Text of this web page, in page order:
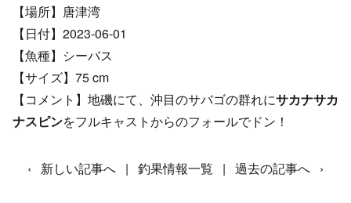
【場所】唐津湾
【日付】2023-06-01
【魚種】シーバス
【サイズ】75 cm
【コメント】地磯にて、沖目のサバゴの群れにサカナサカ
ナスピンをフルキャストからのフォールでドン！
‹ 新しい記事へ | 釣果情報一覧 | 過去の記事へ ›